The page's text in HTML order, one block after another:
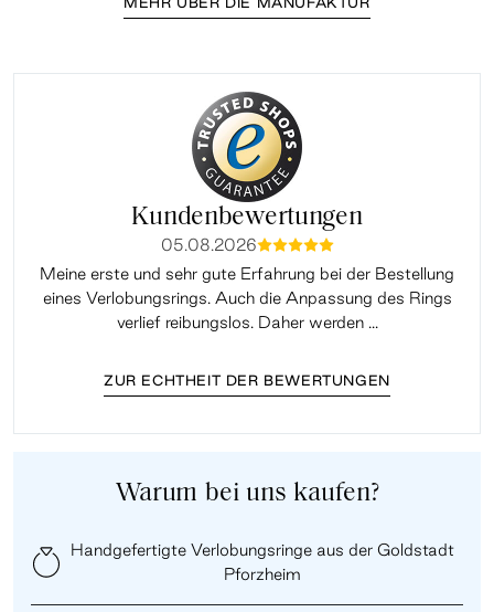
Kundenbewertungen
05.08.2026mmmmm
Meine erste und sehr gute Erfahrung bei der Bestellung
eines Verlobungsrings. Auch die Anpassung des Rings
verlief reibungslos. Daher werden ...
ZUR ECHTHEIT DER BEWERTUNGEN
Warum bei uns kaufen?
Handgefertigte Verlobungsringe aus der Goldstadt
Pforzheim